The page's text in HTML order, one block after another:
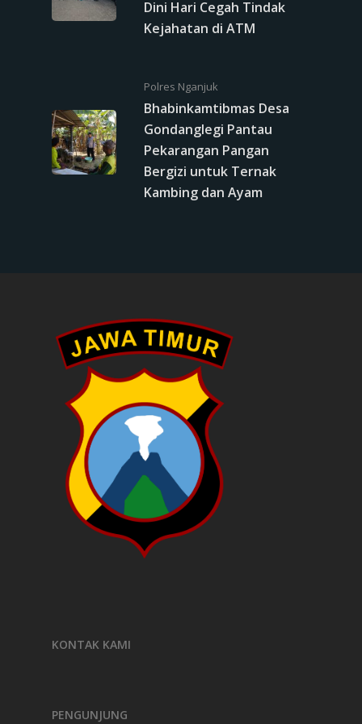
Dini Hari Cegah Tindak
Kejahatan di ATM
Polres Nganjuk
Bhabinkamtibmas Desa
Gondanglegi Pantau
Pekarangan Pangan
Bergizi untuk Ternak
Kambing dan Ayam
KONTAK KAMI
PENGUNJUNG